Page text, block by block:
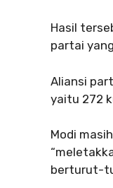
Hasil
partai
Aliansi
yaitu 272
Modi
berturut-